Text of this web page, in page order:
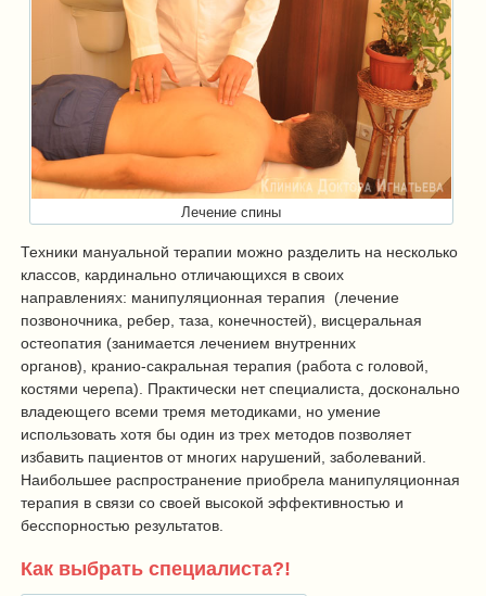
Лечение спины
Техники мануальной терапии можно разделить на несколько
классов, кардинально отличающихся в своих
направлениях: манипуляционная терапия (лечение
позвоночника, ребер, таза, конечностей), висцеральная
остеопатия (занимается лечением внутренних
органов), кранио-сакральная терапия (работа с головой,
костями черепа). Практически нет специалиста, досконально
владеющего всеми тремя методиками, но умение
использовать хотя бы один из трех методов позволяет
избавить пациентов от многих нарушений, заболеваний.
Наибольшее распространение приобрела манипуляционная
терапия в связи со своей высокой эффективностью и
бесспорностью результатов.
Как выбрать специалиста?!